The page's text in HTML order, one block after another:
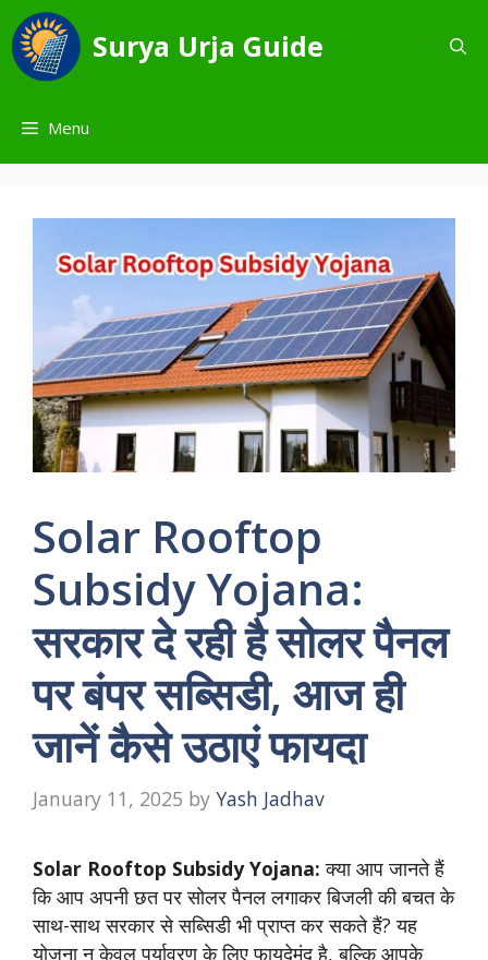
Skip
to
content
Surya Urja Guide
Menu
Solar Rooftop
Subsidy Yojana:
सरकार दे रही है सोलर पैनल
पर बंपर सब्सिडी, आज ही
जानें कैसे उठाएं फायदा
January 11, 2025 by Yash Jadhav
Solar Rooftop Subsidy Yojana: क्या आप जानते हैं
कि आप अपनी छत पर सोलर पैनल लगाकर बिजली की बचत के
साथ-साथ सरकार से सब्सिडी भी प्राप्त कर सकते हैं? यह
योजना न केवल पर्यावरण के लिए फायदेमंद है, बल्कि आपके